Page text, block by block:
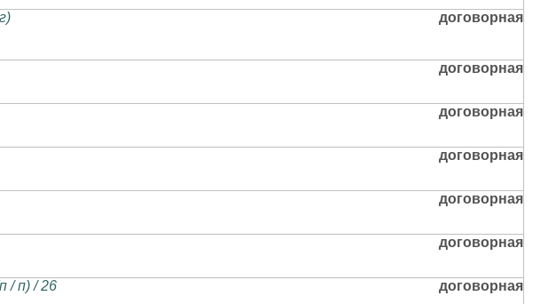
договорная
договорная
договорная
договорная
договорная
договорная
/ п) / 26 договорная